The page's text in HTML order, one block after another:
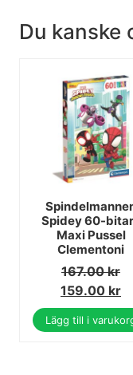
Du kanske
Spidey 60-
Maxi Pussel
Clementoni
167.00kr
159.00 kr
Lägg till i